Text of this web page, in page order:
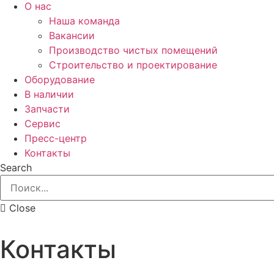
О нас
Наша команда
Вакансии
Производство чистых помещений
Строительство и проектирование
Оборудование
В наличии
Запчасти
Сервис
Пресс-центр
Контакты
Search
Close
Контакты